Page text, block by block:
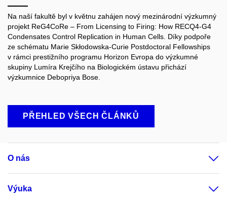
Na naší fakultě byl v květnu zahájen nový mezinárodní výzkumný
projekt ReG4CoRe – From Licensing to Firing: How RECQ4-G4
Condensates Control Replication in Human Cells. Díky podpoře
ze schématu Marie Skłodowska-Curie Postdoctoral Fellowships
v rámci prestižního programu Horizon Evropa do výzkumné
skupiny Lumíra Krejčího na Biologickém ústavu přichází
výzkumnice Debopriya Bose.
PŘEHLED VŠECH ČLÁNKŮ
O nás
Výuka